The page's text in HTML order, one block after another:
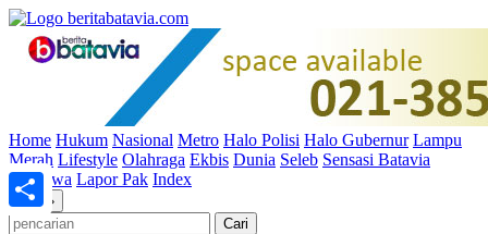
Home Hukum Nasional Metro Halo Polisi Halo Gubernur Lampu
Merah Lifestyle Olahraga Ekbis Dunia Seleb Sensasi Batavia
Peristiwa Lapor Pak Index
»
Share